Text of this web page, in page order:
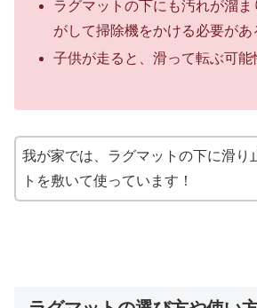
ラグマットの下にも汚れが溜
がして掃除機をかける必要があ
子供が走ると、滑って転ぶ可能
我が家では、ラグマットの下に滑り
トを敷いて使っています！